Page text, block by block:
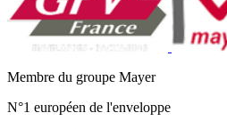
Membre du groupe Mayer
N°1 européen de l'enveloppe